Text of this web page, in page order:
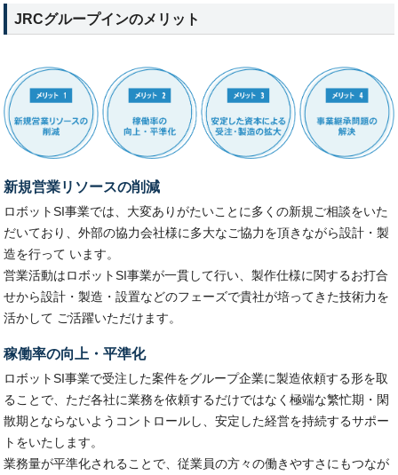
JRCグループインのメリット
新規営業リソースの削減
ロボットSI事業では、大変ありがたいことに多くの新規ご相談をいた
だいており、外部の協力会社様に多大なご協力を頂きながら設計・製
造を行って います。
営業活動はロボットSI事業が一貫して行い、製作仕様に関するお打合
せから設計・製造・設置などのフェーズで貴社が培ってきた技術力を
活かして ご活躍いただけます。
稼働率の向上・平準化
ロボットSI事業で受注した案件をグループ企業に製造依頼する形を取
ることで、ただ各社に業務を依頼するだけではなく極端な繁忙期・閑
散期とならないようコントロールし、安定した経営を持続するサポー
トをいたします。
業務量が平準化されることで、従業員の方々の働きやすさにもつなが